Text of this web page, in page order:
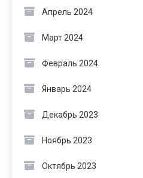
Апрель 2024
Март 2024
Февраль 2024
Январь 2024
Декабрь 2023
Ноябрь 2023
Октябрь 2023